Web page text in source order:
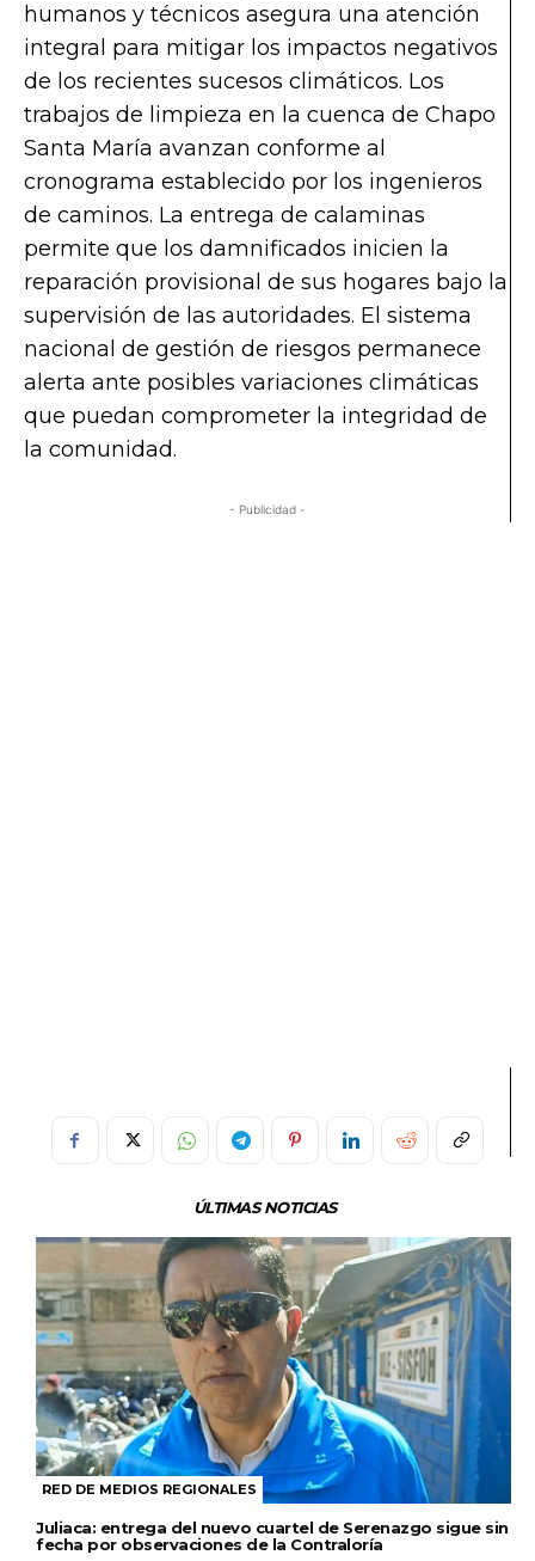
humanos y técnicos asegura una atención
integral para mitigar los impactos negativos
de los recientes sucesos climáticos. Los
trabajos de limpieza en la cuenca de Chapo
Santa María avanzan conforme al
cronograma establecido por los ingenieros
de caminos. La entrega de calaminas
permite que los damnificados inicien la
reparación provisional de sus hogares bajo la
supervisión de las autoridades. El sistema
nacional de gestión de riesgos permanece
alerta ante posibles variaciones climáticas
que puedan comprometer la integridad de
la comunidad.
- Publicidad -
ÚLTIMAS NOTICIAS
RED DE MEDIOS REGIONALES
Juliaca: entrega del nuevo cuartel de Serenazgo sigue sin
fecha por observaciones de la Contraloría